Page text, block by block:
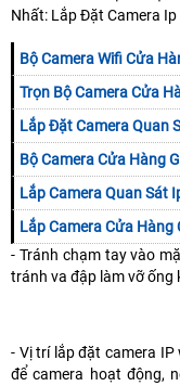
Nhất: Lắp Đặt Camera
Bộ Camera Wifi Cửa
Trọn Bộ Camera Cửa
Lắp Đặt Camera Quan
Bộ Camera Cửa Hàng
Lắp Camera Quan Sát
Lắp Camera Cửa Hàng
- Tránh chạm tay vào
tránh va đập làm vỡ ống
- Vị trí lắp đặt camera
để camera hoạt động,